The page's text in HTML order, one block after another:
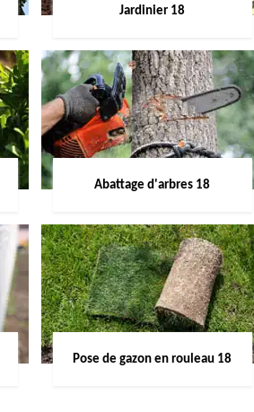
Jardinier 18
Abattage d'arbres 18
Pose de gazon en rouleau 18